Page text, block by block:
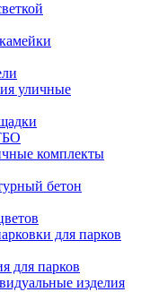
уличные
комплекты
бетон
для парков
для парков
изделия